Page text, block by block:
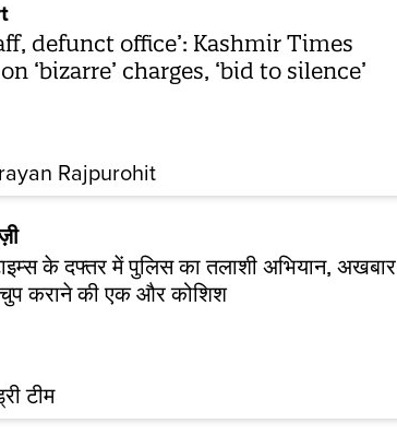
defunct office’: Kashmir Times
‘bizarre’ charges, ‘bid to silence’
Rajpurohit
के दफ्तर में पुलिस का तलाशी अभियान, अखबार
कराने की एक और कोशिश
टीम